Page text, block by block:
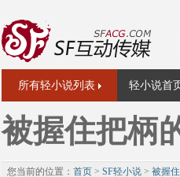
所有轻小说列表 轻小说首
被握住把柄
您当前的位置： 首页 > SF轻小说 > 被握